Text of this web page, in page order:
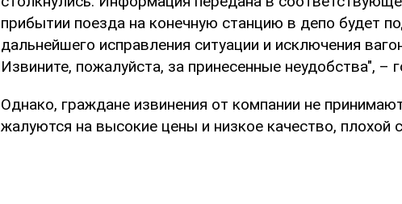
прибытии поезда на конечную станцию в депо будет
дальнейшего исправления ситуации и исключения
Извините, пожалуйста, за принесенные неудобства", –
Однако, граждане извинения от компании не
жалуются на высокие цены и низкое качество, плохой